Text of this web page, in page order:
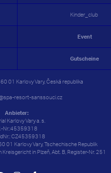
Kinder_club
Event
Gutscheine
01 Karlovy Vary, Česká republika
resort-sanssouci.cz
Anbieter:
Karlovy Vary a. s.
Nr.:45359318
CZ45359318
01 Karlovy Vary, Tschechische Republik
in Plzeň, Abt. B, Register-Nr. 251